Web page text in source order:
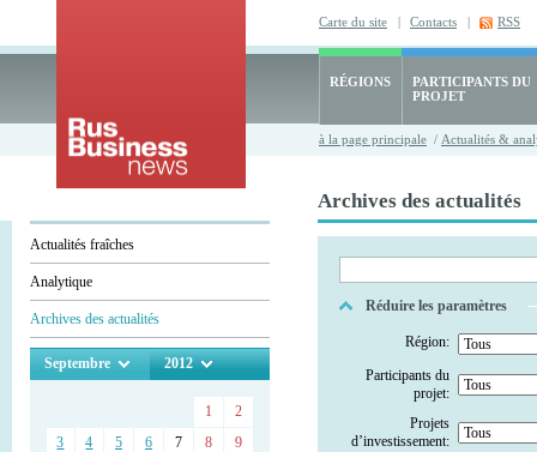
Carte du site | Contacts | RSS
RÉGIONS
PARTICIPANTS DU
PROJET
à la page principale / Actualités &
Actualités fraîches
Analytique
Archives des actualités
Septembre 2012
1
2
3
4 5 6 7 8
9
Archives des actualités
Réduire les paramètres
Région:
Participants du
projet:
Projets
d’investissement: